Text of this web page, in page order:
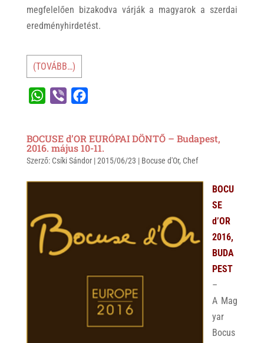
megfelelően bizakodva várják a magyarok a szerdai
eredményhirdetést.
(TOVÁBB…)
t
s
p
e
r
e
b
BOCUSE d’OR EURÓPAI DÖNTŐ – Budapest,
2016. május 10-11.
Szerző: Csíki Sándor|2015/06/23 | Bocuse d'Or, Chef
BOCU
SE
d’OR
2016,
BUDA
PEST
–
A Mag
yar
Bocus